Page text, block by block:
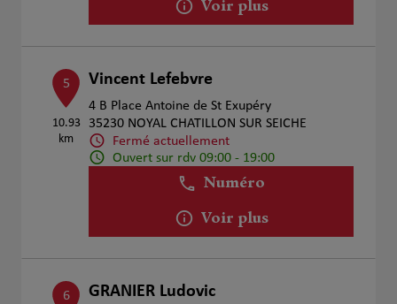
Voir plus
5
10.93
km
Vincent Lefebvre
4 B Place Antoine de St Exupéry
35230 NOYAL CHATILLON SUR SEICHE
Fermé actuellement
Ouvert sur rdv 09:00 - 19:00
Numéro
Voir plus
6 GRANIER Ludovic